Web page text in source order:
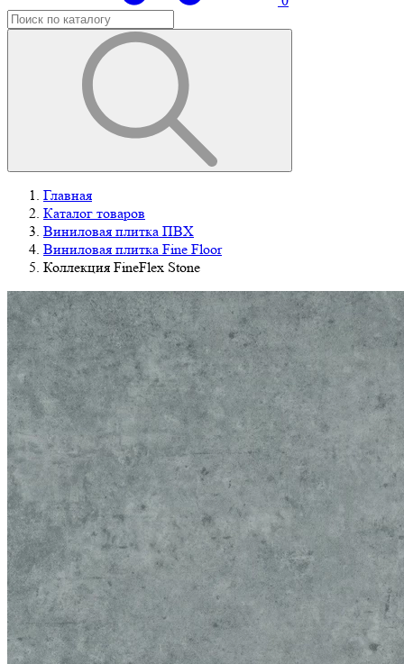
Главная
Каталог товаров
Виниловая плитка ПВХ
Виниловая плитка Fine Floor
Коллекция FineFlex Stone